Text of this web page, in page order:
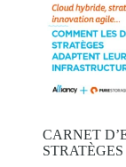
CARNET